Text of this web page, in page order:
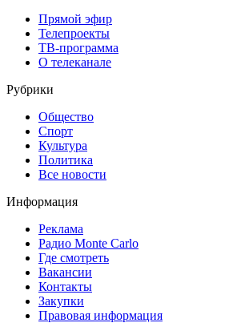
Прямой эфир
Телепроекты
ТВ-программа
О телеканале
Рубрики
Общество
Спорт
Культура
Политика
Все новости
Информация
Реклама
Радио Monte Carlo
Где смотреть
Вакансии
Контакты
Закупки
Правовая информация